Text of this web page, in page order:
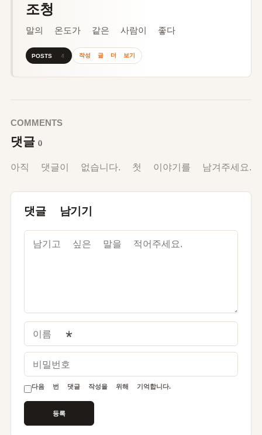
조청
말의 온도가 같은 사람이 좋다
POSTS 4 작성 글 더 보기
COMMENTS
댓글 0
아직 댓글이 없습니다. 첫 이야기를 남겨주세요.
댓글 남기기
이름
비밀번호
다음 번 댓글 작성을 위해 기억합니다.